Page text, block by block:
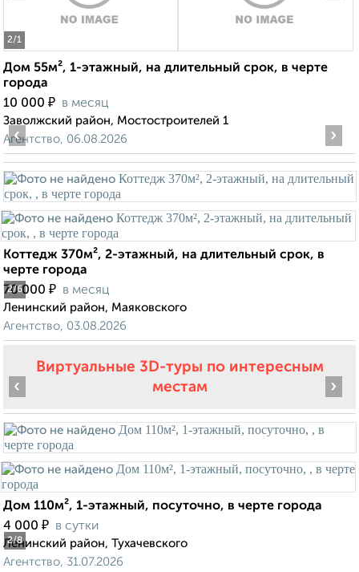
2/1
Дом 55м², 1-этажный, на длительный срок, в черте
города
10 000 ₽ в месяц
Заволжский район, Мостостроителей 1
Агентство, 06.08.2026
2/6
‹ ›
Коттедж 370м², 2-этажный, на длительный срок, в
черте города
70 000 ₽ в месяц
Ленинский район, Маяковского
Агентство, 03.08.2026
Виртуальные 3D-туры по интересным
местам
2/8
‹ ›
Дом 110м², 1-этажный, посуточно, в черте города
4 000 ₽ в сутки
Ленинский район, Тухачевского
Агентство, 31.07.2026